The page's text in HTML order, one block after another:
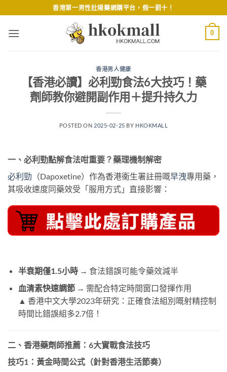
to
content
香港第一男性壯陽藥網購平台，假一罰十！
0
香港男人健康
【香港必讀】必利勁食法6大技巧！藥
劑師教你避開副作用＋提升持久力
POSTED ON 2025-02-25 BY HKOKMALL
一、必利勁點解食法咁重要？藥理機制解密
必利勁 （Dapoxetine）作為香港衞生署註冊嘅早洩專用藥，
其吸收速度同藥效受「服用方式」直接影響：
半衰期僅1.5小時→ 食法錯誤可能令藥效減半
血清素快速調節→ 需配合特定時間窗口發揮作用
▲ 香港中文大學2023年研究：正確食法組別嘅射精控制
時間比錯誤組多2.7倍！
二、香港藥劑師推薦：6大實戰食法技巧
技巧1：黃金時間公式（針對香港生活節奏）